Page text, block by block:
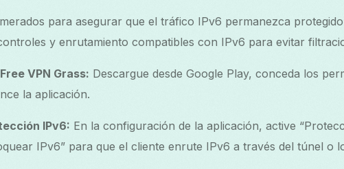
para asegurar que el tráfico IPv6 permanezca
y enrutamiento compatibles con IPv6 para evitar
VPN Grass: Descargue desde Google Play, conceda los
la aplicación.
IPv6: En la configuración de la aplicación, active
IPv6” para que el cliente enrute IPv6 a través del túnel o